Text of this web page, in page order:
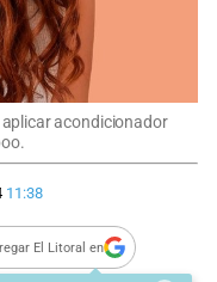
acondicionador
11:38
El Litoral en